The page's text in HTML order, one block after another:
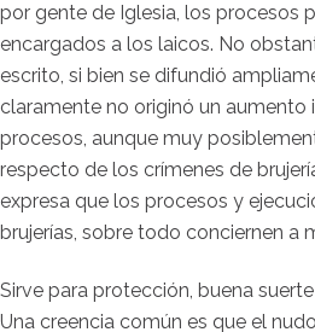
por gente de Iglesia, los procesos
encargados a los laicos. No
escrito, si bien se difundió
claramente no originó un
procesos, aunque muy
respecto de los crímenes de
expresa que los procesos y
brujerías, sobre todo conciernen a
Sirve para protección, buena
Una creencia común es que el